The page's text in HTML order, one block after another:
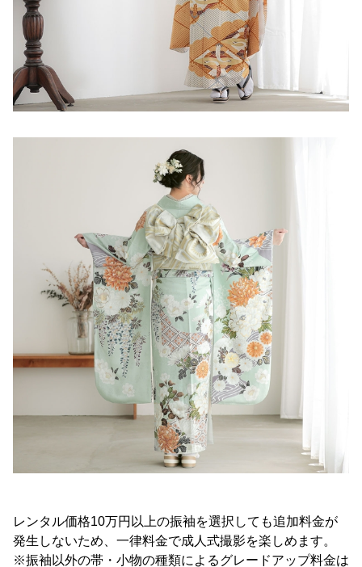
レンタル価格10万円以上の振袖を選択しても追加料金が
発生しないため、一律料金で成人式撮影を楽しめます。
※振袖以外の帯・小物の種類によるグレードアップ料金は